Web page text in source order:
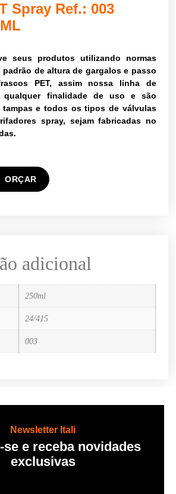
Spray Ref.: 003
seus produtos utilizando normas
de altura de gargalos e passo
PET, assim nossa linha de
qualquer finalidade de uso e são
tampas e todos os tipos de válvulas
spray, sejam fabricadas no
ORÇAR
adicional
250ml
24/415
003
Newsletter Itali
se e receba novidades
exclusivas